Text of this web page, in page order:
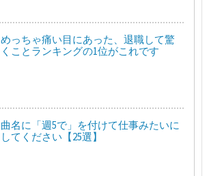
めっちゃ痛い目にあった、退職して驚
くことランキングの1位がこれです
曲名に「週5で」を付けて仕事みたいに
してください【25選】